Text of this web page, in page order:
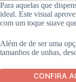
Para aquelas que
ideal. Este visual
com um toque suave
Além de de ser uma
tamanhos de unhas,
CONFIRA